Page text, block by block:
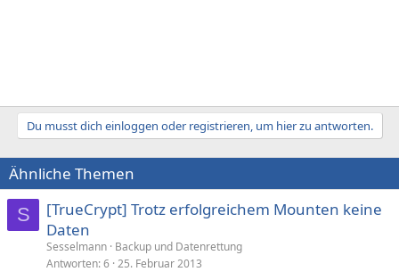
Du musst dich einloggen oder registrieren, um hier zu antworten.
Ähnliche Themen
S
[TrueCrypt] Trotz erfolgreichem Mounten keine
Daten
Sesselmann Backup und Datenrettung
Antworten 6 25. Februar 2013